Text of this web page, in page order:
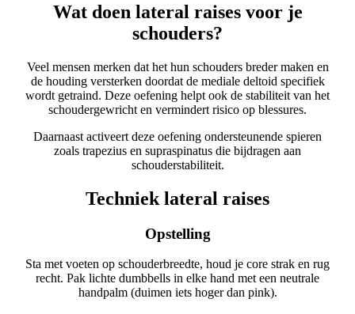
Wat doen lateral raises voor je
schouders?
Veel mensen merken dat het hun schouders breder maken en
de houding versterken doordat de mediale deltoid specifiek
wordt getraind. Deze oefening helpt ook de stabiliteit van het
schoudergewricht en vermindert risico op blessures.
Daarnaast activeert deze oefening ondersteunende spieren
zoals trapezius en supraspinatus die bijdragen aan
schouderstabiliteit.
Techniek lateral raises
Opstelling
Sta met voeten op schouderbreedte, houd je core strak en rug
recht. Pak lichte dumbbells in elke hand met een neutrale
handpalm (duimen iets hoger dan pink).